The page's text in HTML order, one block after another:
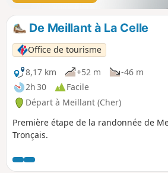
De Meillant à La Celle
Office de tourisme
8,17 km
+52 m
-46 m
2h 30
Facile
Départ à Meillant (Cher)
Première étape de la randonnée de
Tronçais.